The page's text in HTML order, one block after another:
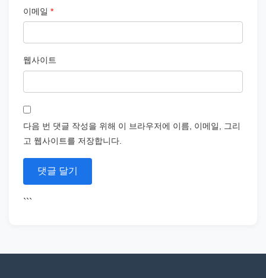
이메일 *
웹사이트
다음 번 댓글 작성을 위해 이 브라우저에 이름, 이메일, 그리
고 웹사이트를 저장합니다.
```